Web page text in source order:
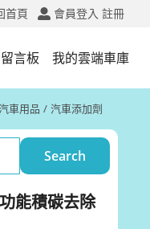
會員登入 註冊
首頁
留言板 我的雲端車庫
車用品 汽車添加劑
能積碳去除